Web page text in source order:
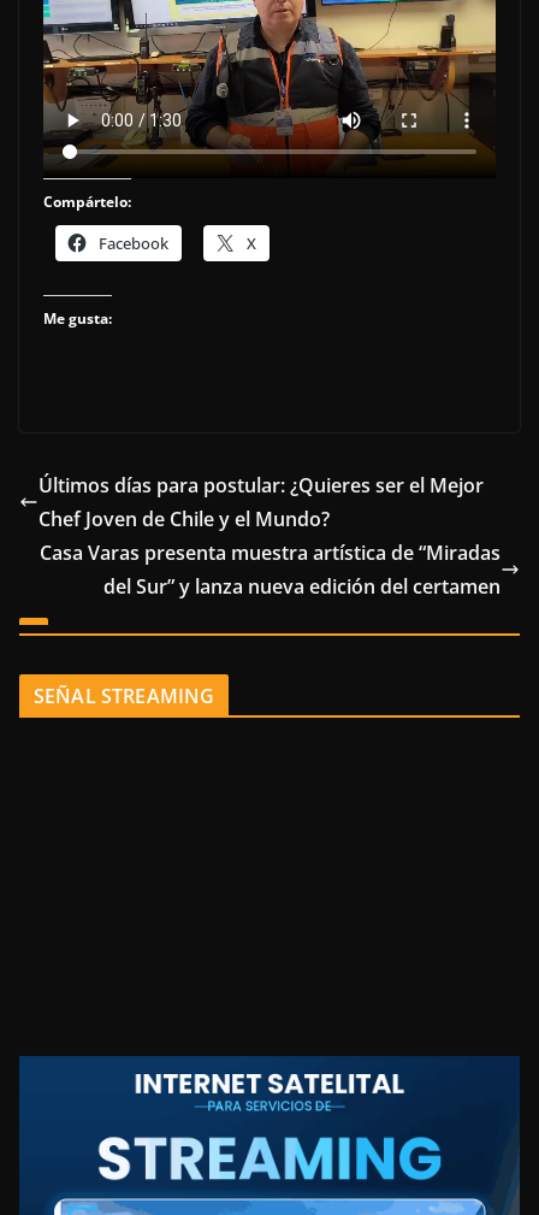
Compártelo:
Facebook X
Me gusta:
Últimos días para postular: ¿Quieres ser el Mejor
Chef Joven de Chile y el Mundo?
Casa Varas presenta muestra artística de “Miradas
del Sur” y lanza nueva edición del certamen
SEÑAL STREAMING